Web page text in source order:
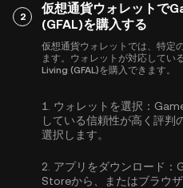
2
仮想通貨ウォレットで
(GFAL)を購入する
仮想通貨ウォレットでは、特定
ます。ウォレットが対応して
Living (GFAL)を購入できます。
1. ウォレットを選択：
している信頼性が高く評判
選択します。
2. アプリをダウンロード：
Storeから、またはブラウ